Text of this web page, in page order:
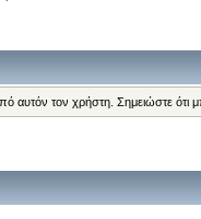
αυτόν τον χρήστη. Σημειώστε